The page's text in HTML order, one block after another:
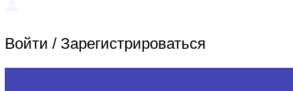
Войти / Зарегистрироваться